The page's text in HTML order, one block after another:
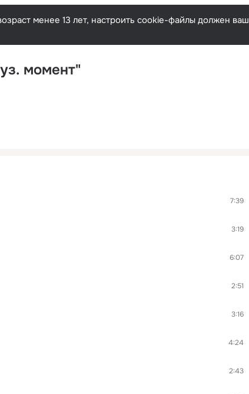
менее 13 лет, настроить cookie-файлы должен ваш
момент"
7:39
3:19
6:07
2:51
3:16
4:24
2:43